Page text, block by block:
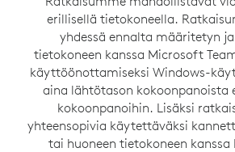
erillisellä tietokoneella.
yhdessä ennalta määritetyn
tietokoneen kanssa Microsoft
käyttöönottamiseksi Windows-
aina lähtötason kokoonpanoista
kokoonpanoihin. Lisäksi
yhteensopivia käytettäväksi
tai huoneen tietokoneen kanssa